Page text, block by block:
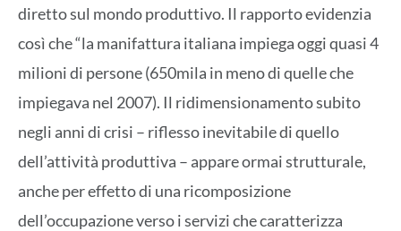
diretto sul mondo produttivo. Il rapporto evidenzia
così che “la manifattura italiana impiega oggi quasi 4
milioni di persone (650mila in meno di quelle che
impiegava nel 2007). Il ridimensionamento subito
negli anni di crisi – riflesso inevitabile di quello
dell’attività produttiva – appare ormai strutturale,
anche per effetto di una ricomposizione
dell’occupazione verso i servizi che caratterizza